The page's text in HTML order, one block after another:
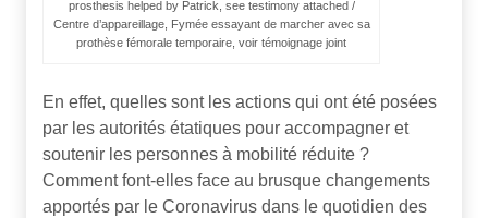
prosthesis helped by Patrick, see testimony attached /
Centre d’appareillage, Fymée essayant de marcher avec sa
prothèse fémorale temporaire, voir témoignage joint
En effet, quelles sont les actions qui ont été posées
par les autorités étatiques pour accompagner et
soutenir les personnes à mobilité réduite ?
Comment font-elles face au brusque changements
apportés par le Coronavirus dans le quotidien des